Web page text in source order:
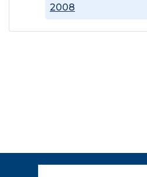
2008